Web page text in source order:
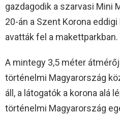
gazdagodik a szarvasi Mini
20-án a Szent Korona
avatták fel a makettparkban.
A mintegy 3,5 méter
történelmi Magyarország
áll, a látogatók a korona alá
történelmi Magyarország